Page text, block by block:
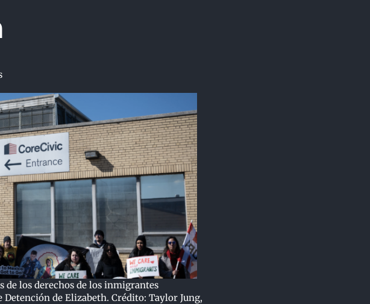
de los derechos de los inmigrantes
de Elizabeth. Crédito: Taylor Jung,